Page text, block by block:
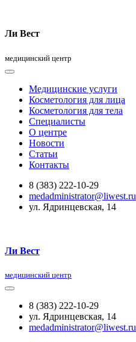
Ли Вест
медицинский центр
Медицинские услуги
Косметология для лица
Косметология для тела
Специалисты
О центре
Новости
Статьи
Контакты
8 (383) 222-10-29
medadministrator@liwest.ru
ул. Ядринцевская, 14
Ли Вест
медицинский центр
8 (383) 222-10-29
ул. Ядринцевская, 14
medadministrator@liwest.ru